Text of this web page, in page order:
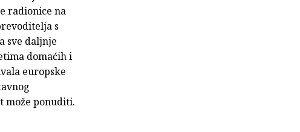
radionice na
s
sve daljnje
domaćih i
europske
može ponuditi.